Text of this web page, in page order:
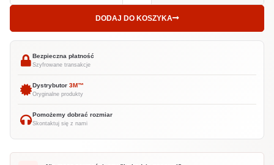
DODAJ DO KOSZYKA
Bezpieczna płatność
Szyfrowane transakcje
Dystrybutor 3M™
Oryginalne produkty
Pomożemy dobrać rozmiar
Skontaktuj się z nami